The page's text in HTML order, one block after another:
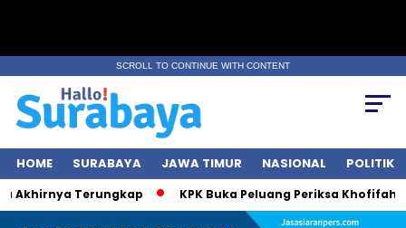
SCROLL TO CONTINUE WITH CONTENT
HOME SURABAYA JAWA TIMUR NASIONAL POLITIK
Terungkap KPK Buka Peluang Periksa Khofifah